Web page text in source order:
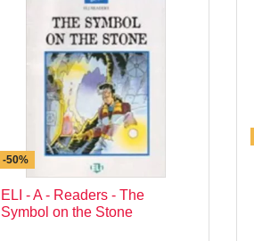
-50%
ELI - A - Readers - The
Symbol on the Stone